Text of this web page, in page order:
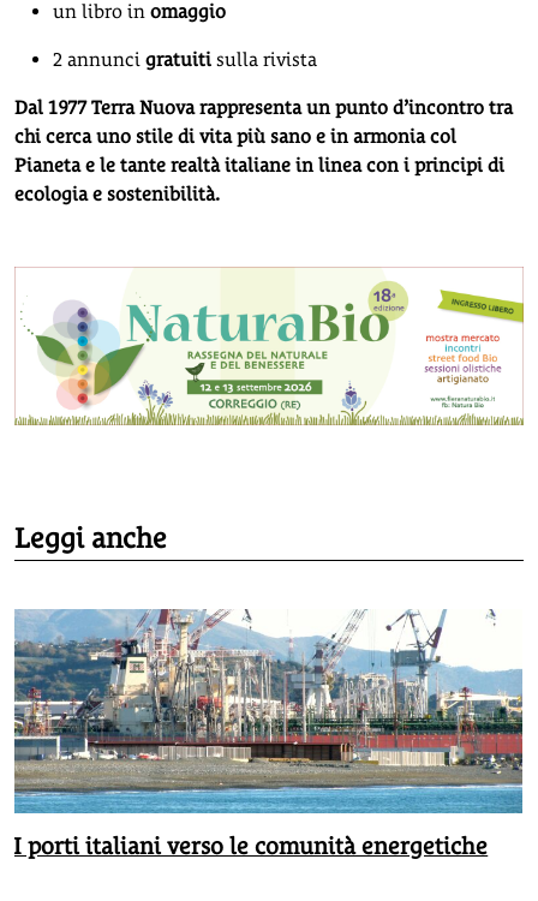
un libro in omaggio
2 annunci gratuiti sulla rivista
Dal 1977 Terra Nuova rappresenta un punto d’incontro tra
chi cerca uno stile di vita più sano e in armonia col
Pianeta e le tante realtà italiane in linea con i principi di
ecologia e sostenibilità.
Leggi anche
I porti italiani verso le comunità energetiche